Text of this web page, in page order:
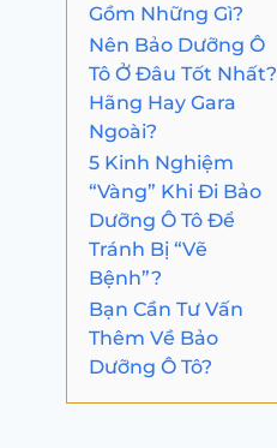
Gồm Những Gì?
Nên Bảo Dưỡng Ô
Tô Ở Đâu Tốt Nhất?
Hãng Hay Gara
Ngoài?
5 Kinh Nghiệm
“Vàng” Khi Đi Bảo
Dưỡng Ô Tô Để
Tránh Bị “Vẽ
Bệnh”?
Bạn Cần Tư Vấn
Thêm Về Bảo
Dưỡng Ô Tô?